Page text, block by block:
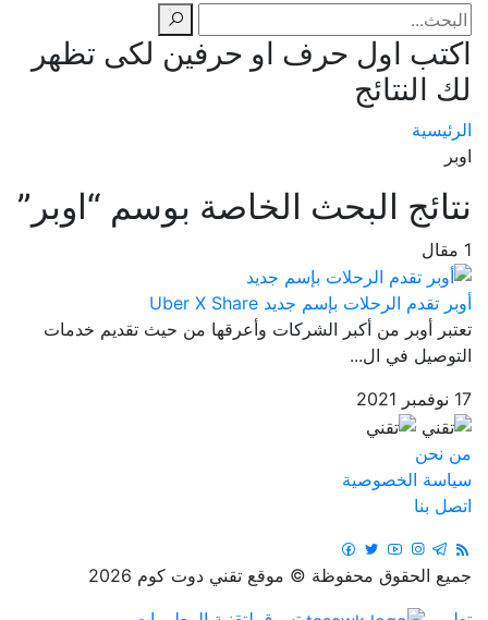
اكتب اول حرف او حرفين لكى تظهر
لك النتائج
الرئيسية
اوبر
نتائج البحث الخاصة بوسم “اوبر”
1 مقال
أوبر تقدم الرحلات بإسم جديد Uber X Share
تعتبر أوبر من أكبر الشركات وأعرقها من حيث تقديم خدمات
التوصيل في ال...
17 نوفمبر 2021
من نحن
سياسة الخصوصية
اتصل بنا
جميع الحقوق محفوظة © موقع تقني دوت كوم 2026